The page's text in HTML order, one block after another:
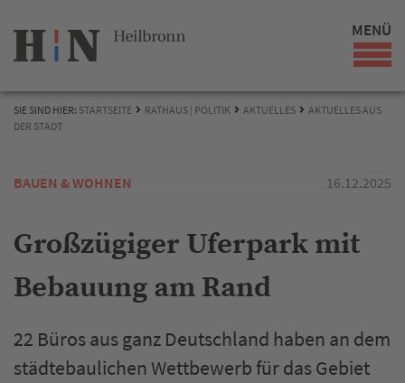
MENÜ
SIE SIND HIER: STARTSEITE RATHAUS | POLITIK AKTUELLES
AKTUELLES AUS
DER STADT
BAUEN & WOHNEN 16.12.2025
Großzügiger Uferpark mit
Bebauung am Rand
22 Büros aus ganz Deutschland haben an dem
städtebaulichen Wettbewerb für das Gebiet